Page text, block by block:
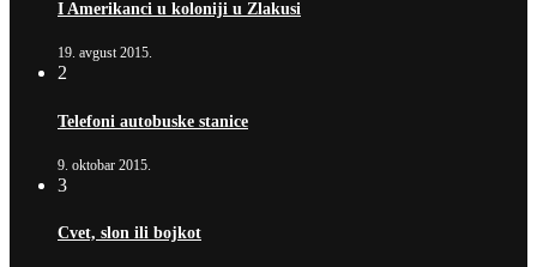
I Amerikanci u koloniji u Zlakusi
19. avgust 2015.
2
Telefoni autobuske stanice
9. oktobar 2015.
3
Cvet, slon ili bojkot